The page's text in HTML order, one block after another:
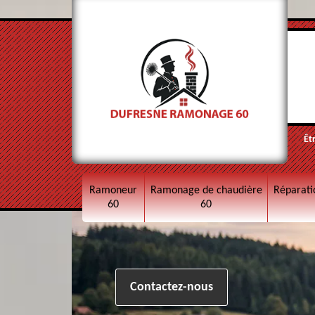
Ramoneur
60
Ramonage de chaudière
60
Contactez-nous